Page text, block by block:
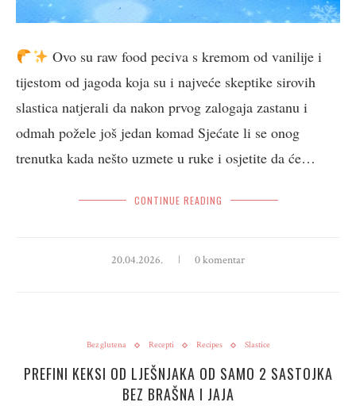
Ovo su raw food peciva s kremom od vanilije i
tijestom od jagoda koja su i najveće skeptike sirovih
slastica natjerali da nakon prvog zalogaja zastanu i
odmah požele još jedan komad Sjećate li se onog
trenutka kada nešto uzmete u ruke i osjetite da će…
CONTINUE READING
20.04.2026. 0 komentar
Bez glutena Recepti Recipes Slastice
PREFINI KEKSI OD LJEŠNJAKA OD SAMO 2 SASTOJKA
BEZ BRAŠNA I JAJA